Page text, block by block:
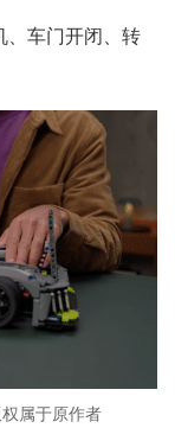
、车门开闭、转
属于原作者